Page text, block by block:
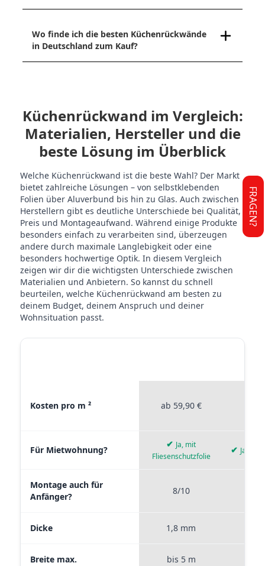
Wo finde ich die besten Küchenrückwände
in Deutschland zum Kauf?
Küchenrückwand im Vergleich:
Materialien, Hersteller und die
beste Lösung im Überblick
Welche Küchenrückwand ist die beste Wahl? Der Markt
bietet zahlreiche Lösungen – von selbstklebenden
Folien über Aluverbund bis hin zu Glas. Auch zwischen
Herstellern gibt es deutliche Unterschiede bei Qualität,
Preis und Montageaufwand. Während einige Produkte
besonders einfach zu verarbeiten sind, überzeugen
andere durch maximale Langlebigkeit oder eine
besonders hochwertige Optik. In diesem Vergleich
zeigen wir dir die wichtigsten Unterschiede zwischen
Materialien und Anbietern. So kannst du schnell
beurteilen, welche Küchenrückwand am besten zu
deinem Budget, deinem Anspruch und deiner
Wohnsituation passt.
Kosten pro m ² ab 59,90 €
Für Mietwohnung?
✔ Ja, mit
Fliesenschutzfolie
✔ Ja,
Montage auch für
Anfänger?
8/10
Dicke 1,8 mm
Breite max. bis 5 m
FRAGEN?